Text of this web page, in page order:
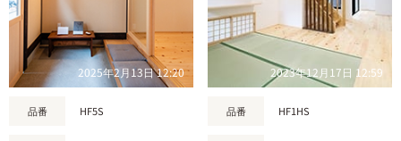
2025年2月13日 12:20
品番 HF5S
2023年12月17日 12:59
品番 HF1HS